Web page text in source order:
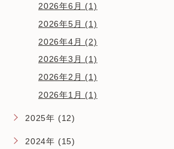
2026年6月 (1)
2026年5月 (1)
2026年4月 (2)
2026年3月 (1)
2026年2月 (1)
2026年1月 (1)
2025年 (12)
2024年 (15)